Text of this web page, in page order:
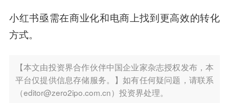
小红书亟需在商业化和电商上找到更高效的转化
方式。
【本文由投资界合作伙伴中国企业家杂志授权发布，本
平台仅提供信息存储服务。】如有任何疑问题，请联系
（editor@zero2ipo.com.cn）投资界处理。